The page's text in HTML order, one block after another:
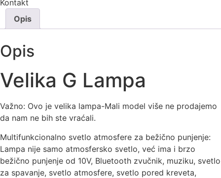
Kontakt
Opis
Opis
Velika G Lampa
Važno: Ovo je velika lampa-Mali model više ne prodajemo
da nam ne bih ste vraćali.
Multifunkcionalno svetlo atmosfere za bežično punjenje:
Lampa nije samo atmosfersko svetlo, već ima i brzo
bežično punjenje od 10V, Bluetooth zvučnik, muziku, svetlo
za spavanje, svetlo atmosfere, svetlo pored kreveta,